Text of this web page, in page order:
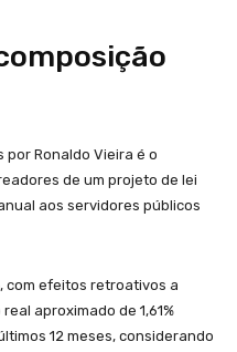
Ronaldo Vieira é o
de um projeto de lei
aos servidores públicos
, com efeitos retroativos a
aproximado de 1,61%
12 meses, considerando